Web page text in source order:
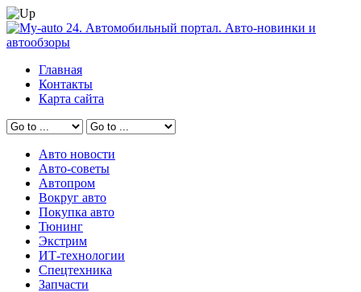
Главная
Контакты
Карта сайта
Авто новости
Авто-советы
Автопром
Вокруг авто
Покупка авто
Тюнинг
Экстрим
ИТ-технологии
Спецтехника
Запчасти